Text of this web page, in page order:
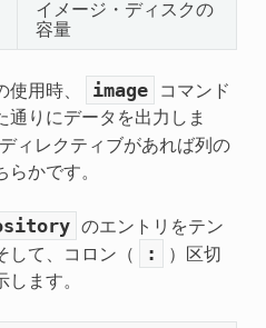
イメージ・ディスクの
容量
使用時、 image
コマンド
通りにデータを出力しま
ディレクティブがあれば列の
かです。
のエントリをテン
して、コロン（
:
）区切
ます。